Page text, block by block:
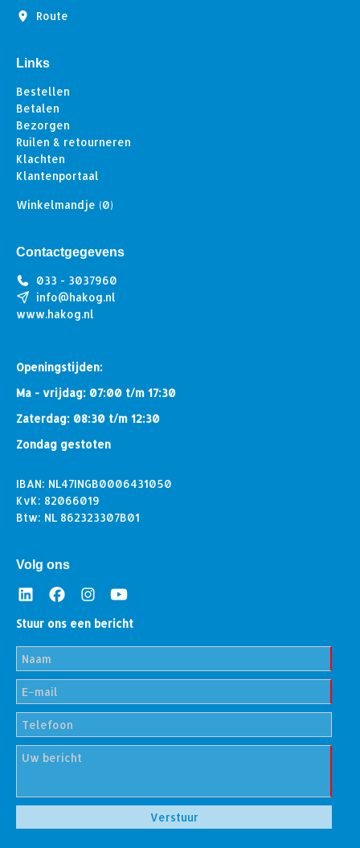
Route
Links
Bestellen
Betalen
Bezorgen
Ruilen & retourneren
Klachten
Klantenportaal
Winkelmandje (0)
Contactgegevens
033 - 3037960
info@hakog.nl
www.hakog.nl
Openingstijden:
Ma - vrijdag: 07:00 t/m 17:30
Zaterdag: 08:30 t/m 12:30
Zondag gestoten
IBAN: NL47INGB0006431050
KvK: 82066019
Btw: NL 862323307B01
Volg ons
Stuur ons een bericht